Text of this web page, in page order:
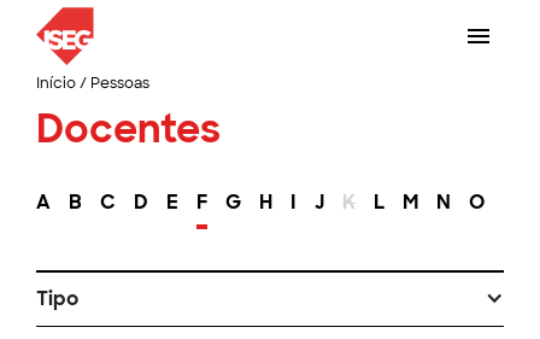
Início/ Pessoas
Docentes
A B C D E F G H I J K L M N O
Tipo